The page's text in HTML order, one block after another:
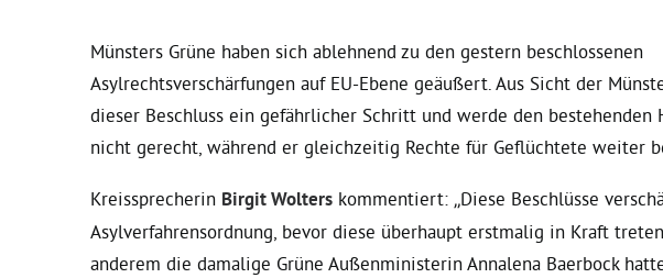
Münsters Grüne haben sich ablehnend zu den gestern beschlossenen
Asylrechtsverschärfungen auf EU-Ebene geäußert. Aus Sicht der
dieser Beschluss ein gefährlicher Schritt und werde den bestehenden
nicht gerecht, während er gleichzeitig Rechte für Geflüchtete weiter
Kreissprecherin Birgit Wolters kommentiert: „Diese Beschlüsse
Asylverfahrensordnung bevor diese überhaupt erstmalig in Kraft
anderem die damalige Grüne Außenministerin Annalena Baerbock